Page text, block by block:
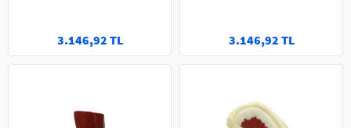
3.146,92 TL 3.146,92 TL